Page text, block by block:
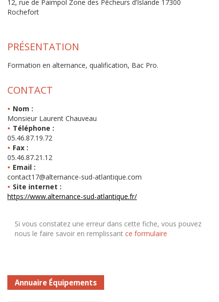
12, rue de Paimpol Zone des Pêcheurs d’Islande 17300
Rochefort
PRÉSENTATION
Formation en alternance, qualification, Bac Pro.
CONTACT
Nom :
Monsieur Laurent Chauveau
Téléphone :
05.46.87.19.72
Fax :
05.46.87.21.12
Email :
contact17@alternance-sud-atlantique.com
Site internet :
https://www.alternance-sud-atlantique.fr/
Si vous constatez une erreur dans cette fiche, vous pouvez
nous le faire savoir en remplissant ce formulaire
Annuaire Équipements